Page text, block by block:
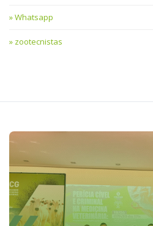
Whatsapp
zootecnistas